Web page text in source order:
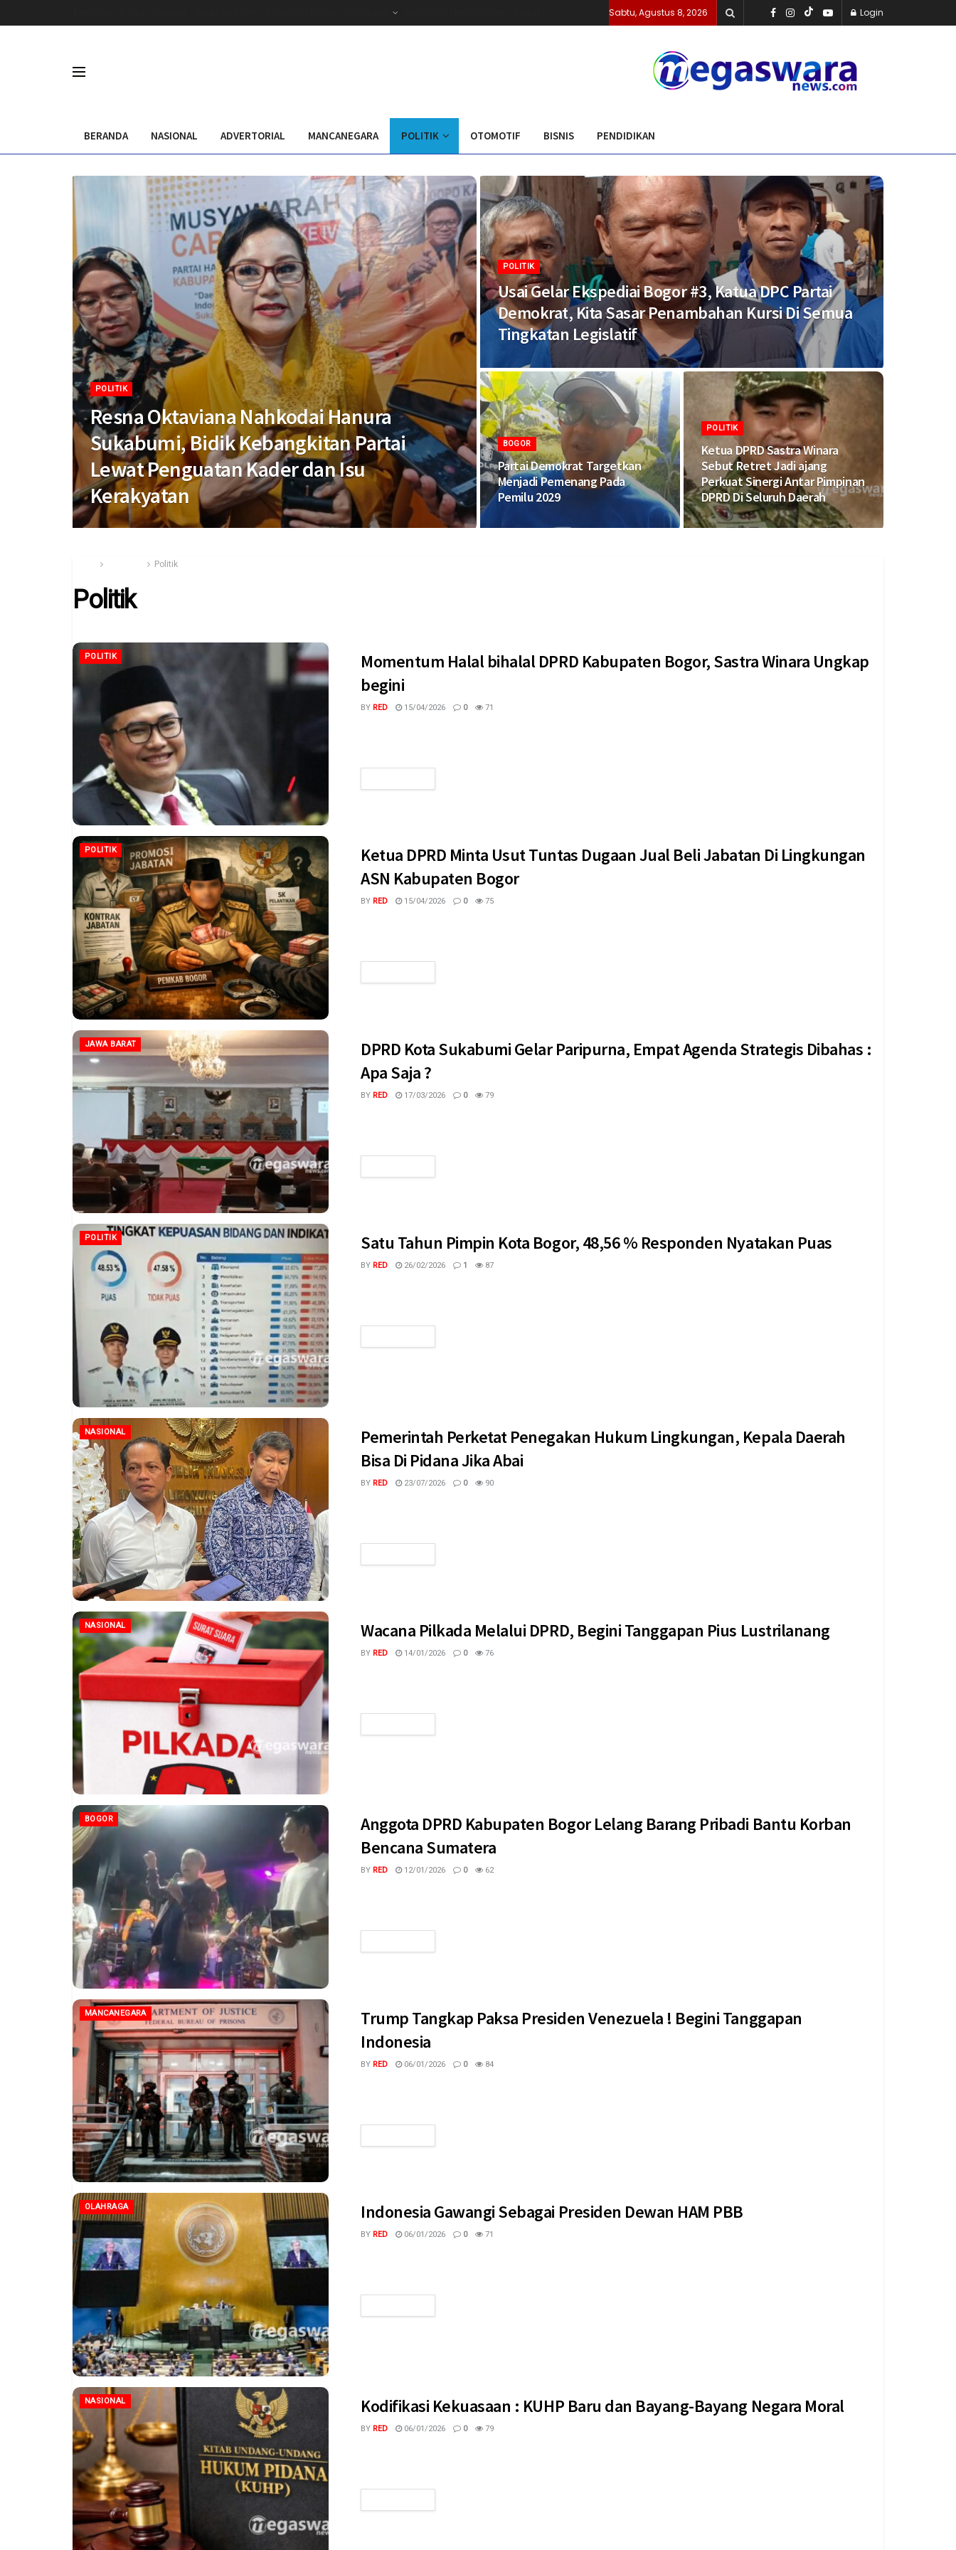
Sabtu, Agustus 8, 2026 Login
BERANDA NASIONAL ADVERTORIAL MANCANEGARA POLITIK OTOMOTIF BISNIS PENDIDIKAN
POLITIK
Resna Oktaviana Nahkodai Hanura
Sukabumi, Bidik Kebangkitan Partai
Lewat Penguatan Kader dan Isu
Kerakyatan
POLITIK
Usai Gelar Ekspediai Bogor #3, Katua DPC Partai
Demokrat, Kita Sasar Penambahan Kursi Di Semua
Tingkatan Legislatif
BOGOR
Partai Demokrat Targetkan
Menjadi Pemenang Pada
Pemilu 2029
POLITIK
Ketua DPRD Sastra Winara
Sebut Retret Jadi ajang
Perkuat Sinergi Antar Pimpinan
DPRD Di Seluruh Daerah
Politik
Politik
POLITIK
Momentum Halal bihalal DPRD Kabupaten Bogor, Sastra Winara Ungkap
begini
BY RED 15/04/2026 0 71
POLITIK
Ketua DPRD Minta Usut Tuntas Dugaan Jual Beli Jabatan Di Lingkungan
ASN Kabupaten Bogor
BY RED 15/04/2026 0 75
JAWA BARAT
DPRD Kota Sukabumi Gelar Paripurna, Empat Agenda Strategis Dibahas :
Apa Saja ?
BY RED 17/03/2026 0 79
POLITIK Satu Tahun Pimpin Kota Bogor, 48,56 % Responden Nyatakan Puas
BY RED 26/02/2026 1 87
NASIONAL
Pemerintah Perketat Penegakan Hukum Lingkungan, Kepala Daerah
Bisa Di Pidana Jika Abai
BY RED 23/07/2026 0 90
NASIONAL Wacana Pilkada Melalui DPRD, Begini Tanggapan Pius Lustrilanang
BY RED 14/01/2026 0 76
BOGOR
Anggota DPRD Kabupaten Bogor Lelang Barang Pribadi Bantu Korban
Bencana Sumatera
BY RED 12/01/2026 0 62
MANCANEGARA
Trump Tangkap Paksa Presiden Venezuela ! Begini Tanggapan
Indonesia
BY RED 06/01/2026 0 84
OLAHRAGA Indonesia Gawangi Sebagai Presiden Dewan HAM PBB
BY RED 06/01/2026 0 71
NASIONAL Kodifikasi Kekuasaan : KUHP Baru dan Bayang-Bayang Negara Moral
BY RED 06/01/2026 0 79